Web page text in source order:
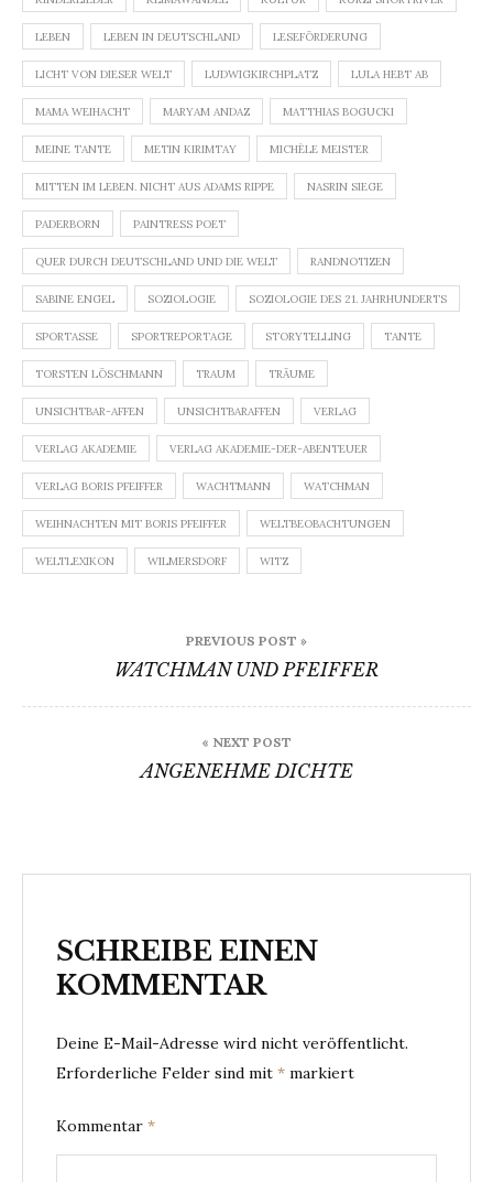
LEBEN LEBEN IN DEUTSCHLAND LESEFÖRDERUNG
LICHT VON DIESER WELT LUDWIGKIRCHPLATZ LULA HEBT AB
MAMA WEIHACHT MARYAM ANDAZ MATTHIAS BOGUCKI
MEINE TANTE METIN KIRIMTAY MICHÈLE MEISTER
MITTEN IM LEBEN. NICHT AUS ADAMS RIPPE NASRIN SIEGE
PADERBORN PAINTRESS POET
QUER DURCH DEUTSCHLAND UND DIE WELT RANDNOTIZEN
SABINE ENGEL SOZIOLOGIE SOZIOLOGIE DES 21. JAHRHUNDERTS
SPORTASSE SPORTREPORTAGE STORYTELLING TANTE
TORSTEN LÖSCHMANN TRAUM TRÄUME
UNSICHTBAR-AFFEN UNSICHTBARAFFEN VERLAG
VERLAG AKADEMIE VERLAG AKADEMIE-DER-ABENTEUER
VERLAG BORIS PFEIFFER WACHTMANN WATCHMAN
WEIHNACHTEN MIT BORIS PFEIFFER WELTBEOBACHTUNGEN
WELTLEXIKON WILMERSDORF WITZ
PREVIOUS POST »
WATCHMAN UND PFEIFFER
« NEXT POST
ANGENEHME DICHTE
SCHREIBE EINEN
KOMMENTAR
Deine E-Mail-Adresse wird nicht veröffentlicht.
Erforderliche Felder sind mit * markiert
Kommentar *